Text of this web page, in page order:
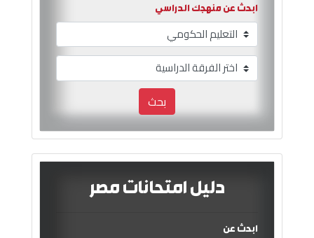
ابحث عن منهجك الدراسي
بحث
دليل امتحانات مصر
ابحث عن